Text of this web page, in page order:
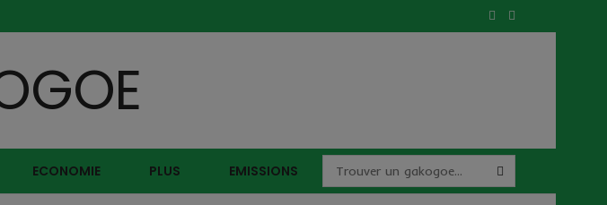
ECONOMIE PLUS EMISSIONS